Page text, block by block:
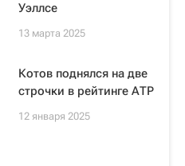
Уэллсе
13 марта 2025
Котов поднялся на две
строчки в рейтинге АТР
12 января 2025